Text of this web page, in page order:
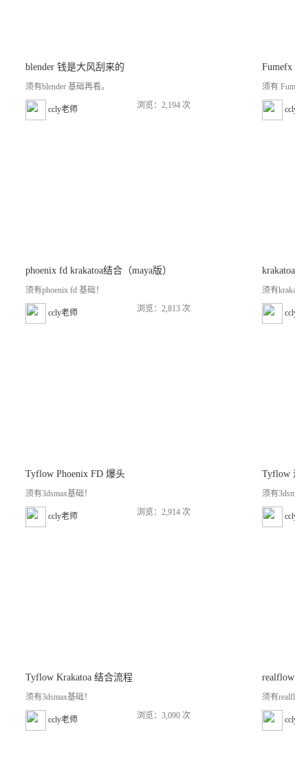
blender 钱是大风刮来的
须有blender 基础再看。
ccly老师 浏览：2,194 次
须有
phoenix fd krakatoa结合（maya版）
须有phoenix fd 基础！
ccly老师 浏览：2,813 次
须有
Tyflow Phoenix FD 爆头
须有3dsmax基础！
ccly老师 浏览：2,914 次
Tyflow
须有
Tyflow Krakatoa 结合流程
须有3dsmax基础！
ccly老师 浏览：3,090 次
须有